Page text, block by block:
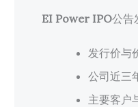
EI Power IPO公告
发行价与
公司近三
主要客户